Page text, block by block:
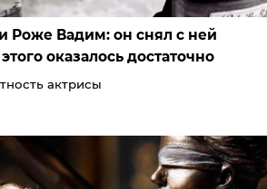
Роже Вадим: он снял с ней
оказалось достаточно
актрисы